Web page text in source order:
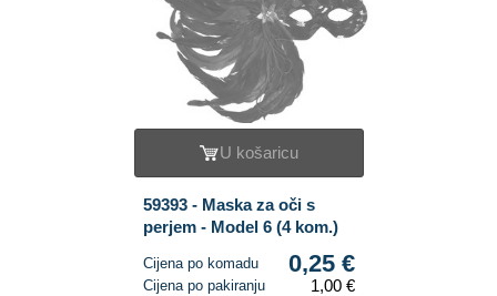
U košaricu
59393 - Maska za oči s
perjem - Model 6 (4 kom.)
Cijena po komadu 0,25 €
Cijena po pakiranju 1,00 €